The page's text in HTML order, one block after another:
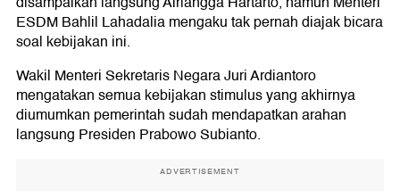
ESDM Bahlil Lahadalia mengaku tak pernah diajak bicara
soal kebijakan ini.
Wakil Menteri Sekretaris Negara Juri Ardiantoro
mengatakan semua kebijakan stimulus yang akhirnya
diumumkan pemerintah sudah mendapatkan arahan
langsung Presiden Prabowo Subianto.
ADVERTISEMENT